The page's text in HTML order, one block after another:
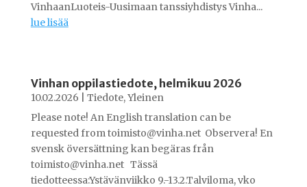
VinhaanLuoteis-Uusimaan tanssiyhdistys Vinha...
lue lisää
Vinhan oppilastiedote, helmikuu 2026
10.02.2026 Tiedote,Yleinen
Please note! An English translation can be
requested from toimisto@vinha.net Observera! En
svensk översättning kan begäras från
toimisto@vinha.net Tässä
tiedotteessa:Ystävänviikko 9.-13.2.Talviloma, vko